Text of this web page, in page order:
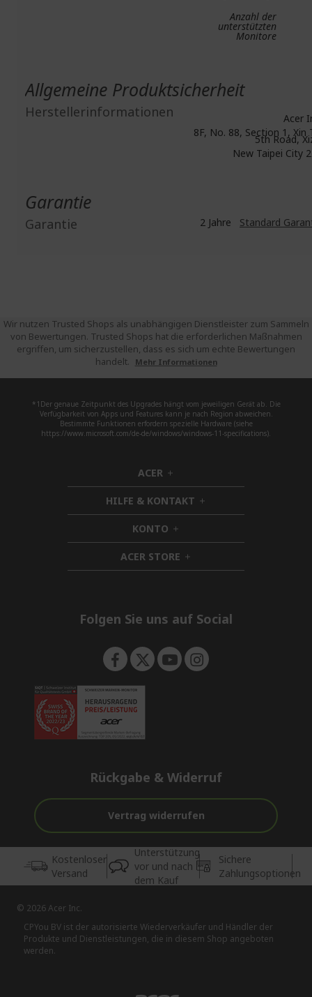
Anzahl der
unterstützten
Monitore
Allgemeine Produktsicherheit
Herstellerinformationen
Acer
8F, No. 88, Section 1, Xin
5th Road,
New Taipei City
Garantie
Garantie 2 Jahre Standard
Wir nutzen Trusted Shops als unabhängigen Dienstleister zum Sammeln
von Bewertungen. Trusted Shops hat die erforderlichen Maßnahmen
ergriffen, um sicherzustellen, dass es sich um echte Bewertungen
handelt.
Mehr Informationen
*1Der genaue Zeitpunkt des Upgrades hängt vom jeweiligen Gerät ab. Die
Verfügbarkeit von Apps und Features kann je nach Region abweichen.
Bestimmte Funktionen erfordern spezielle Hardware (siehe
https://www.microsoft.com/de-de/windows/windows-11-specifications).
ACER h
i
d
d
e
n
HILFE & KONTAKT h
i
d
n
KONTO h
i
d
d
ACER STORE h
i
e
Folgen Sie uns auf Social
Rückgabe & Widerruf
Vertrag widerrufen
Kostenloser
Versand
Unterstützung
vor und nach
dem Kauf
Sichere
Zahlungsoptionen
© 2026 Acer Inc.
CPYou BV ist der autorisierte Wiederverkäufer und Händler der
Produkte und Dienstleistungen, die in diesem Shop angeboten
werden.